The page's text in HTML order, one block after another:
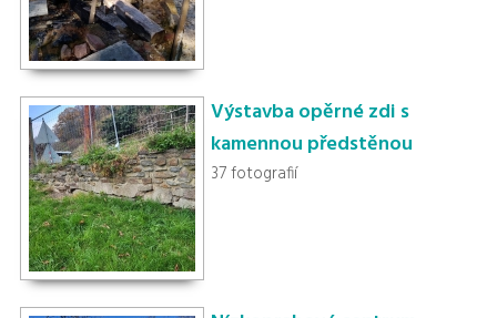
Výstavba opěrné zdi s
kamennou předstěnou
37 fotografií